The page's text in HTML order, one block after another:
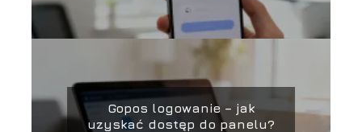
Gopos logowanie – jak
uzyskać dostęp do panelu?